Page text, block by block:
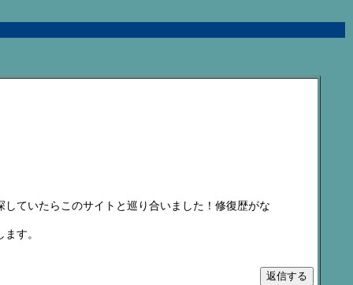
ていたらこのサイトと巡り合いました！修復歴がな
す。